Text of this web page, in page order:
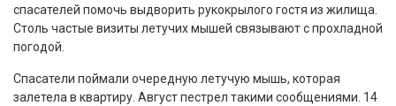
спасателей помочь выдворить рукокрылого гостя из жилища.
Столь частые визиты летучих мышей связывают с прохладной
погодой.
Спасатели поймали очередную летучую мышь, которая
залетела в квартиру. Август пестрел такими сообщениями. 14